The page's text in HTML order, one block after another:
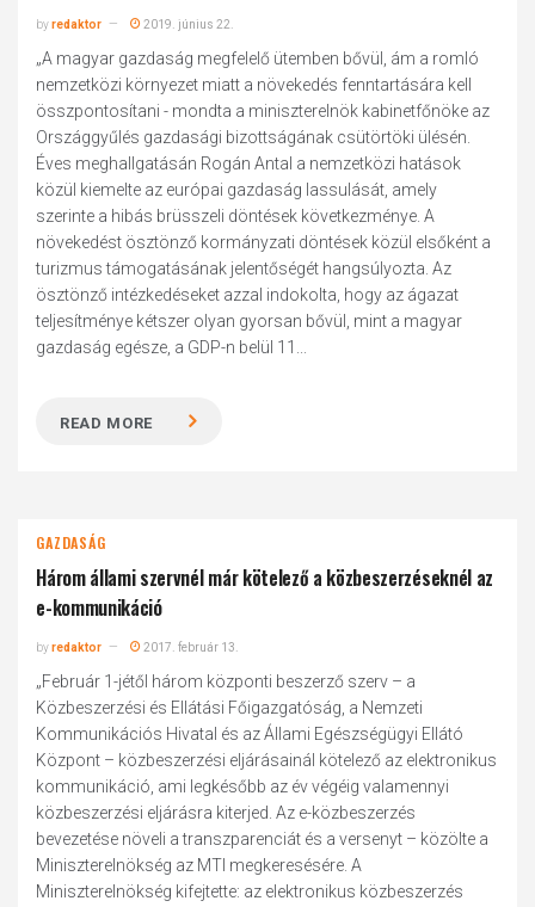
byredaktor 2019. június 22.
„A magyar gazdaság megfelelő ütemben bővül, ám a romló
nemzetközi környezet miatt a növekedés fenntartására kell
összpontosítani - mondta a miniszterelnök kabinetfőnöke az
Országgyűlés gazdasági bizottságának csütörtöki ülésén.
Éves meghallgatásán Rogán Antal a nemzetközi hatások
közül kiemelte az európai gazdaság lassulását, amely
szerinte a hibás brüsszeli döntések következménye. A
növekedést ösztönző kormányzati döntések közül elsőként a
turizmus támogatásának jelentőségét hangsúlyozta. Az
ösztönző intézkedéseket azzal indokolta, hogy az ágazat
teljesítménye kétszer olyan gyorsan bővül, mint a magyar
gazdaság egésze, a GDP-n belül 11...
READ MORE
GAZDASÁG
Három állami szervnél már kötelező a közbeszerzéseknél az
e-kommunikáció
byredaktor 2017. február 13.
„Február 1-jétől három központi beszerző szerv – a
Közbeszerzési és Ellátási Főigazgatóság, a Nemzeti
Kommunikációs Hivatal és az Állami Egészségügyi Ellátó
Központ – közbeszerzési eljárásainál kötelező az elektronikus
kommunikáció, ami legkésőbb az év végéig valamennyi
közbeszerzési eljárásra kiterjed. Az e-közbeszerzés
bevezetése növeli a transzparenciát és a versenyt – közölte a
Miniszterelnökség az MTI megkeresésére. A
Miniszterelnökség kifejtette: az elektronikus közbeszerzés